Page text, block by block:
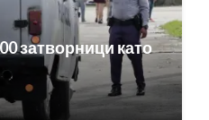
затворници като